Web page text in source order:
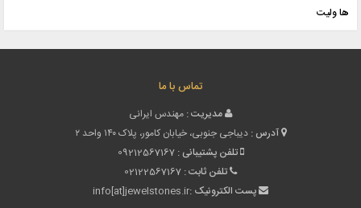
ها ولیت
تماس با ما
مدیریت : مهندس ایرانی
آدرس : دیباجی جنوبی، خیابان کامور، پلاک ۱۴۰ واحد ۲
تلفن پشتیبانی : 09212567167
تلفن ثابت : 02122567167
پست الکترونیک :info[at]jewelstones.ir